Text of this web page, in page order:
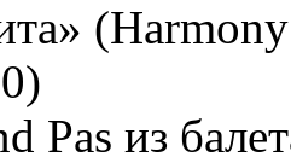
Pas из